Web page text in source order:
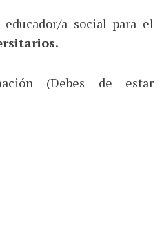
a social para el
(Debes de estar